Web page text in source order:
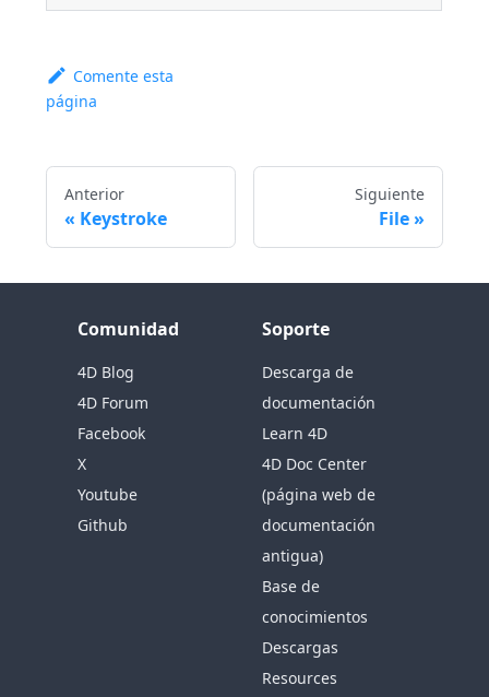
Comente esta
página
Anterior
Keystroke
Siguiente
File
Comunidad
4D Blog
4D Forum
Facebook
X
Youtube
Github
Soporte
Descarga de
documentación
Learn 4D
4D Doc Center
(página web de
documentación
antigua)
Base de
conocimientos
Descargas
Resources